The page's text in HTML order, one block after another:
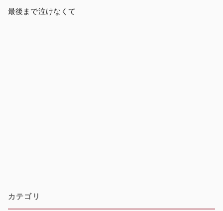
最後まで泣けなくて
カテゴリ